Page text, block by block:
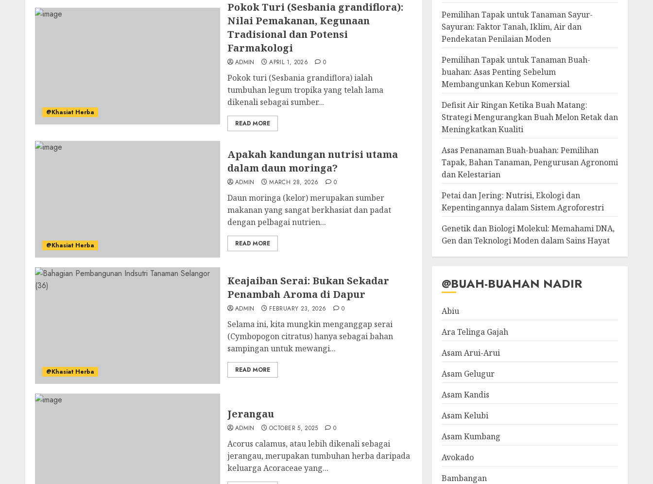
@Khasiat Herba
Pokok Turi (Sesbania grandiflora):
Nilai Pemakanan, Kegunaan
Tradisional dan Potensi
Farmakologi
ADMIN APRIL 1, 2026 0
Pokok turi (Sesbania grandiflora) ialah
tumbuhan legum tropika yang telah lama
dikenali sebagai sumber...
READ MORE
@Khasiat Herba
Apakah kandungan nutrisi utama
dalam daun moringa?
ADMIN MARCH 28, 2026 0
Daun moringa (kelor) merupakan sumber
makanan yang sangat berkhasiat dan padat
dengan pelbagai nutrien...
READ MORE
@Khasiat Herba
Keajaiban Serai: Bukan Sekadar
Penambah Aroma di Dapur
ADMIN FEBRUARY 23, 2026 0
Selama ini, kita mungkin menganggap serai
(Cymbopogon citratus) hanya sebagai bahan
sampingan untuk mewangi...
READ MORE
Jerangau
ADMIN OCTOBER 5, 2025 0
Acorus calamus, atau lebih dikenali sebagai
jerangau, merupakan tumbuhan herba daripada
keluarga Acoraceae yang...
Pemilihan Tapak untuk Tanaman Sayur-
Sayuran: Faktor Tanah, Iklim, Air dan
Pendekatan Penilaian Moden
Pemilihan Tapak untuk Tanaman Buah-
buahan: Asas Penting Sebelum
Membangunkan Kebun Komersial
Defisit Air Ringan Ketika Buah Matang:
Strategi Mengurangkan Buah Melon Retak dan
Meningkatkan Kualiti
Asas Penanaman Buah-buahan: Pemilihan
Tapak, Bahan Tanaman, Pengurusan Agronomi
dan Kelestarian
Petai dan Jering: Nutrisi, Ekologi dan
Kepentingannya dalam Sistem Agroforestri
Genetik dan Biologi Molekul: Memahami DNA,
Gen dan Teknologi Moden dalam Sains Hayat
@BUAH-BUAHAN NADIR
Abiu
Ara Telinga Gajah
Asam Arui-Arui
Asam Gelugur
Asam Kandis
Asam Kelubi
Asam Kumbang
Avokado
Bambangan